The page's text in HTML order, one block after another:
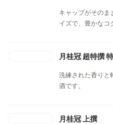
キャップがそのま
イズで、豊かなコ
月桂冠 超特撰
洗練された香りと
酒です。
月桂冠 上撰